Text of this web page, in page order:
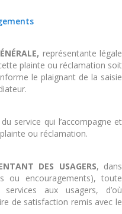
représentante légale
plainte ou réclamation soit
le plaignant de la saisie
service qui l’accompagne et
ou réclamation.
DES USAGERS, dans
ou encouragements), toute
aux usagers, d’où
de satisfaction remis avec le